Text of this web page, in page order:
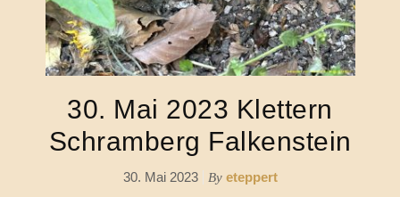
30. Mai 2023 Klettern
Schramberg Falkenstein
30. Mai 2023 By eteppert